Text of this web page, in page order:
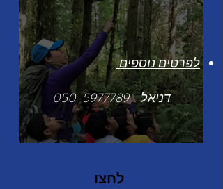
לפרטים נוספים:
דניאל -050-5977789
לחצו